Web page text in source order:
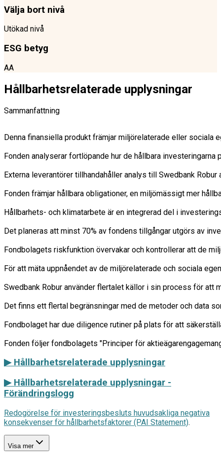
Välja bort nivå
Utökad nivå
ESG betyg
AA
Hållbarhetsrelaterade upplysningar
Sammanfattning
Denna finansiella produkt främjar miljörelaterade eller sociala
Fonden analyserar fortlöpande hur de hållbara
Externa leverantörer tillhandahåller analys till Swedbank
Fonden främjar hållbara obligationer, en miljömässigt mer
Hållbarhets- och klimatarbete är en integrerad del i
Det planeras att minst 70% av fondens tillgångar utgörs av
Fondbolagets riskfunktion övervakar och kontrollerar att de
För att mäta uppnåendet av de miljörelaterade och sociala
Swedbank Robur använder flertalet källor i sin process för att
Det finns ett flertal begränsningar med de metoder och data
Fondbolaget har due diligence rutiner på plats för att
▶ Hållbarhetsrelaterade upplysningar
▶ Hållbarhetsrelaterade upplysningar -
Förändringslogg
Redogörelse för investeringsbesluts huvudsakliga negativa
konsekvenser för hållbarhetsfaktorer (PAI Statement).
Visa mer